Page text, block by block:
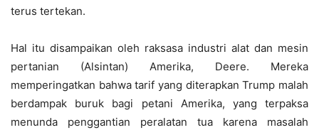
terus tertekan.
Hal itu disampaikan oleh raksasa industri alat dan mesin
pertanian (Alsintan) Amerika, Deere. Mereka
memperingatkan bahwa tarif yang diterapkan Trump malah
berdampak buruk bagi petani Amerika, yang terpaksa
menunda penggantian peralatan tua karena masalah